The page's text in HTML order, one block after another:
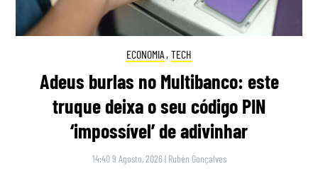
ECONOMIA , TECH
Adeus burlas no Multibanco: este
truque deixa o seu código PIN
‘impossível’ de adivinhar
14:40 9 Agosto, 2026 | Rubén Gonçalves